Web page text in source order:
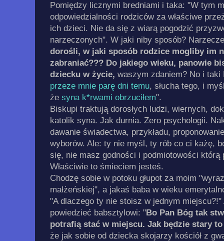
Pomiędzy licznymi bredniami i taka: "W tym
odpowiedzialności rodziców za właściwe
ich dzieci. Nie da się z wiarą pogodzić
narzeczonych". W jaki niby sposób?
dorośli, w jaki sposób rodzice mogliby im
zabraniać??? Do jakiego wieku, panowie
dziecku w życie, waszym zdaniem? No i
przeze mnie parę dni temu, słucha tego, i
że syna k*rwami obrzuciłem".
Biskupi traktują dorosłych ludzi, wiernych,
katolik syna. Jak durnia. Zero psychologii.
dawanie świadectwa, przykładu,
wyborów. Ale: ty nie myśl, ty rób co ci każę,
się, nie masz godności i podmiotowości którą
Właściwie to śmieciem jesteś.
Chodzę sobie w potoku głupot za moim
małżeńskiej", a jakaś baba w wieku
"A dlaczego ty nie stoisz w jednym miejscu?!"
powiedzieć babsztylowi: "Bo Pan Bóg tak
potrafią stać w miejscu. Jak będzie stary to
że jak sobie od dziecka skojarzy kościół z